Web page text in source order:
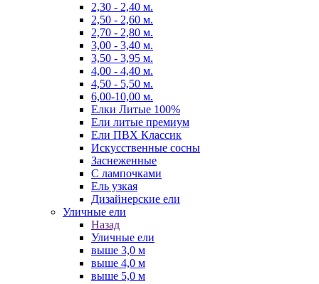
2,30 - 2,40 м.
2,50 - 2,60 м.
2,70 - 2,80 м.
3,00 - 3,40 м.
3,50 - 3,95 м.
4,00 - 4,40 м.
4,50 - 5,50 м.
6,00-10,00 м.
Елки Литые 100%
Ели литые премиум
Ели ПВХ Классик
Искусственные сосны
Заснеженные
С лампочками
Ель узкая
Дизайнерские ели
Уличные ели
Назад
Уличные ели
выше 3,0 м
выше 4,0 м
выше 5,0 м